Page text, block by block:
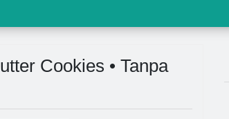
Cookies • Tanpa